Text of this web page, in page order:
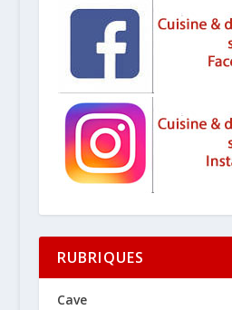
RUBRIQUES
Cave